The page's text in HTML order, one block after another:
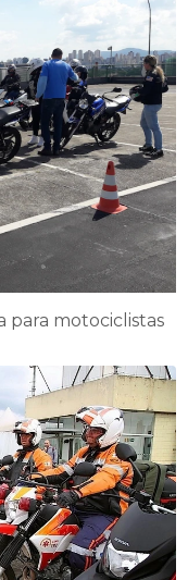
para motociclistas